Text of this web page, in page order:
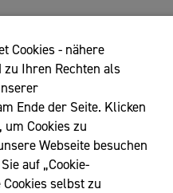
Cookies - nähere
Ihren Rechten als
Ende der Seite. Klicken
um Cookies zu
Webseite besuchen
auf „Cookie-
selbst zu
einschließen:
-webshop, Exakter